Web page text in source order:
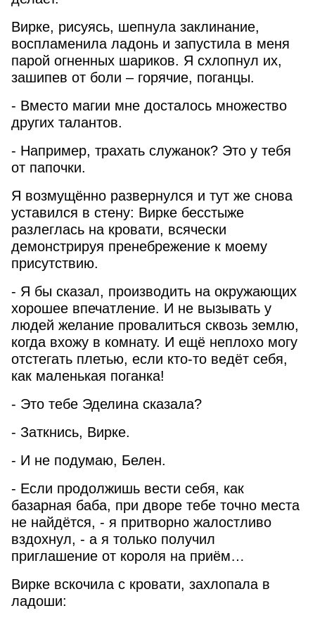
Вирке, рисуясь, шепнула заклинание,
воспламенила ладонь и запустила в меня
парой огненных шариков. Я схлопнул их,
зашипев от боли – горячие, поганцы.
- Вместо магии мне досталось множество
других талантов.
- Например, трахать служанок? Это у тебя
от папочки.
Я возмущённо развернулся и тут же снова
уставился в стену: Вирке бесстыже
разлеглась на кровати, всячески
демонстрируя пренебрежение к моему
присутствию.
- Я бы сказал, производить на окружающих
хорошее впечатление. И не вызывать у
людей желание провалиться сквозь землю,
когда вхожу в комнату. И ещё неплохо могу
отстегать плетью, если кто-то ведёт себя,
как маленькая поганка!
- Это тебе Эделина сказала?
- Заткнись, Вирке.
- И не подумаю, Белен.
- Если продолжишь вести себя, как
базарная баба, при дворе тебе точно места
не найдётся, - я притворно жалостливо
вздохнул, - а я только получил
приглашение от короля на приём…
Вирке вскочила с кровати, захлопала в
ладоши: